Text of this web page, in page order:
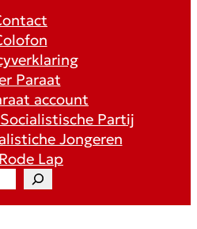
Paraat
account
Partij
Jongeren
Lap